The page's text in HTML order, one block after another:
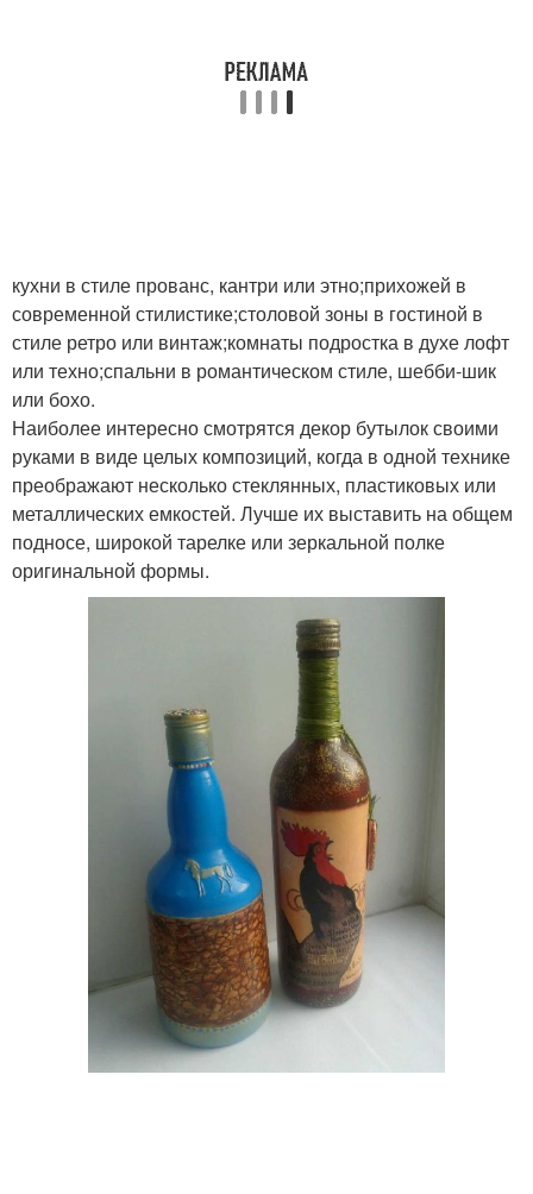
кухни в стиле прованс, кантри или этно;прихожей в
современной стилистике;столовой зоны в гостиной в
стиле ретро или винтаж;комнаты подростка в духе лофт
или техно;спальни в романтическом стиле, шебби-шик
или бохо.
Наиболее интересно смотрятся декор бутылок своими
руками в виде целых композиций, когда в одной технике
преображают несколько стеклянных, пластиковых или
металлических емкостей. Лучше их выставить на общем
подносе, широкой тарелке или зеркальной полке
оригинальной формы.